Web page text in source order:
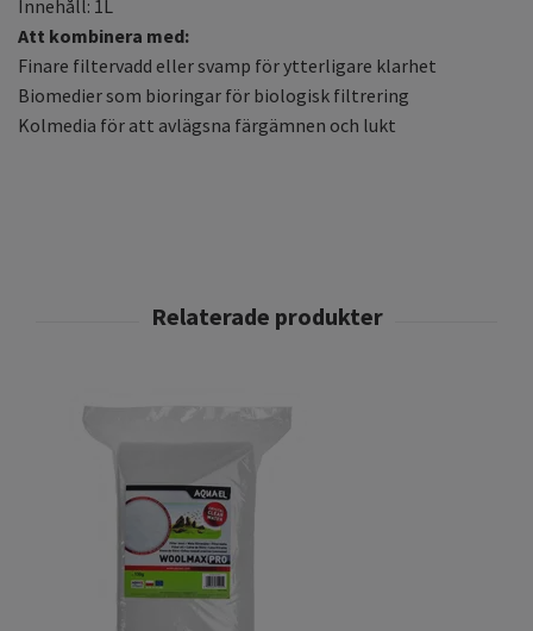
Innehåll: 1L
Att kombinera med:
Finare filtervadd eller svamp för ytterligare klarhet
Biomedier som bioringar för biologisk filtrering
Kolmedia för att avlägsna färgämnen och lukt